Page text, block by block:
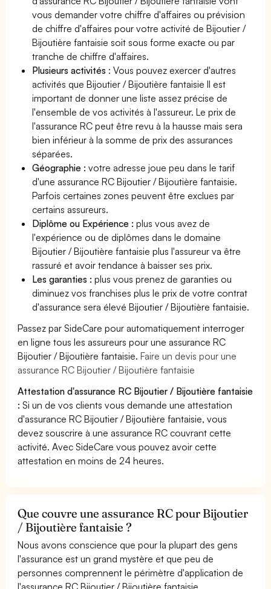
vous demander votre chiffre d'affaires ou prévision
de chiffre d'affaires pour votre activité de Bijoutier /
Bijoutière fantaisie soit sous forme exacte ou par
tranche de chiffre d'affaires.
Plusieurs activités : Vous pouvez exercer d'autres
activités que Bijoutier / Bijoutière fantaisie Il est
important de donner une liste assez précise de
l'ensemble de vos activités à l'assureur. Le prix de
l'assurance RC peut être revu à la hausse mais sera
bien inférieur à la somme de prix des assurances
séparées.
Géographie :votre adresse joue peu dans le tarif
d'une assurance RC Bijoutier / Bijoutière fantaisie.
Parfois certaines zones peuvent être exclues par
certains assureurs.
Diplôme ou Expérience :plus vous avez de
l'expérience ou de diplômes dans le domaine
Bijoutier / Bijoutière fantaisie plus l'assureur va être
rassuré et avoir tendance à baisser ses prix.
Les garanties :plus vous prenez de garanties ou
diminuez vos franchises plus le prix de votre contrat
d'assurance sera élevé Bijoutier / Bijoutière fantaisie.
Passez par SideCare pour automatiquement interroger
en ligne tous les assureurs pour une assurance RC
Bijoutier / Bijoutière fantaisie.Faire un devis pour une
assurance RC Bijoutier / Bijoutière fantaisie
Attestation d'assurance RC Bijoutier / Bijoutière fantaisie
: Si un de vos clients vous demande une attestation
d'assurance RC Bijoutier / Bijoutière fantaisie, vous
devez souscrire à une assurance RC couvrant cette
activité. Avec SideCare vous pouvez avoir cette
attestation en moins de 24 heures.
Que couvre une assurance RC pour Bijoutier
/ Bijoutière fantaisie ?
Nous avons conscience que pour la plupart des gens
l'assurance est un grand mystère et que peu de
personnes comprennent le périmètre d'application de
l'assurance RC Bijoutier / Bijoutière fantaisie.